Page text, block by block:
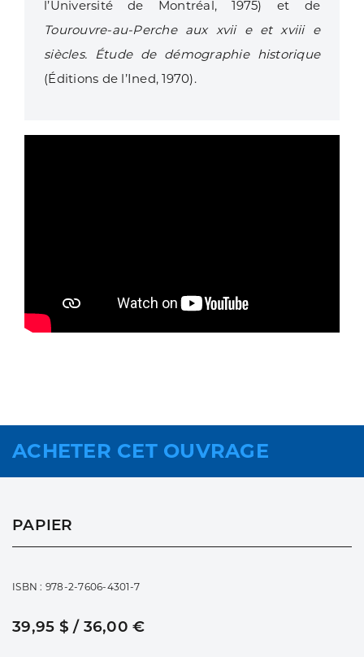
l’Université de Montréal, 1975) et de
Tourouvre-au-Perche aux xvii e et xviii e
siècles. Étude de démographie historique
(Éditions de l’Ined, 1970).
ACHETER CET OUVRAGE
PAPIER
ISBN : 978-2-7606-4301-7
39,95 $ / 36,00 €